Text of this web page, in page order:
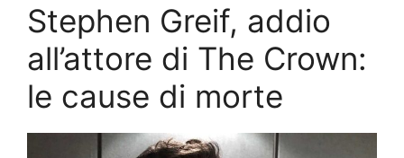
Stephen Greif, addio
all’attore di The Crown:
le cause di morte